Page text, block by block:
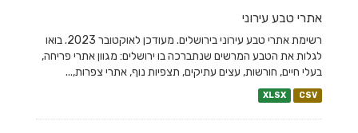
אתרי טבע עירוני
רשימת אתרי טבע עירוני בירושלים. מעודכן לאוקטובר 2023. בואו
לגלות את הטבע המרשים שנתברכה בו ירושלים: מגוון אתרי פריחה,
בעלי חיים, חורשות, עצים עתיקים, תצפיות נוף, אתרי צפרות,...
XLSX CSV